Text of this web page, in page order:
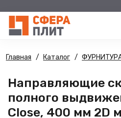
Главная Каталог
Направляющие
полного
Close, 400 мм 2D